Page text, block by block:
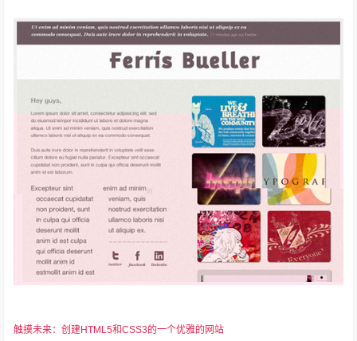
触摸未来：创建HTML5和CSS3的一个优雅的网站